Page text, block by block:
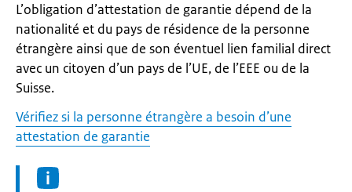
L’obligation d’attestation de garantie dépend de la
nationalité et du pays de résidence de la personne
étrangère ainsi que de son éventuel lien familial direct
avec un citoyen d’un pays de l’UE, de l’EEE ou de la
Suisse.
Vérifiez si la personne étrangère a besoin d’une
attestation de garantie